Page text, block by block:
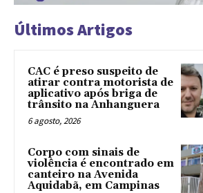
Últimos Artigos
CAC é preso suspeito de
atirar contra motorista de
aplicativo após briga de
trânsito na Anhanguera
6 agosto, 2026
Corpo com sinais de
violência é encontrado em
canteiro na Avenida
Aquidabã, em Campinas